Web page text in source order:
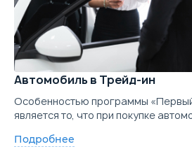
Автомобиль в Трейд-ин
Особенностью программы
является то, что при покупке
Подробнее